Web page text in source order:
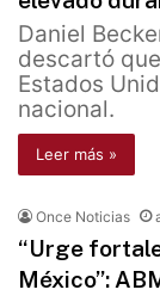
Daniel
descartó
Estados
nacional.
Leer más »
Once Noticias
“Urge
México”: